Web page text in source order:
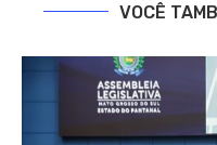
VOCÊ